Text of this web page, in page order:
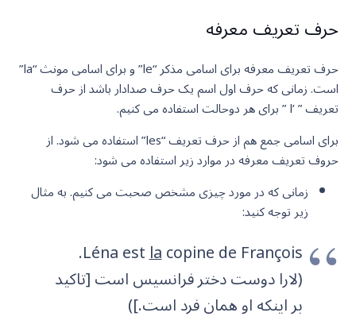
حرف تعریف معرفه
حرف تعریف معرفه برای اسامی مذکر “le” و برای اسامی مونث “la”
است. زمانی که حرف اول اسم یک حرف صدادار باشد از حرف
تعریف ” ’l ” برای هر دوحالت استفاده می کنیم.
برای اسامی جمع هم از حرف تعریف “les” استفاده می شود. از
حروف تعریف معرفه در موارد زیر استفاده می شود:
زمانی که در مورد چیزی مشخص صحبت می کنیم. به مثال
زیر توجه کنید:
Léna estla
copine de François.
(لارا دوست دختر فرانسیس است [تاکید
بر اینکه او همان فرد است.])